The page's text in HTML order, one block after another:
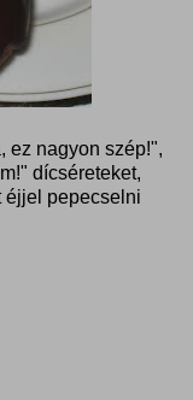
ez nagyon szép!",
dícséreteket,
éjjel pepecselni